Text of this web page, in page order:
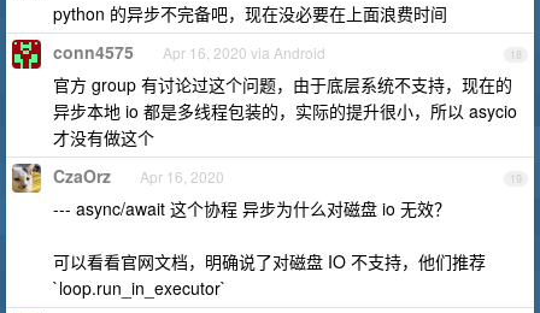
python 的异步不完备吧，现在没必要在上面浪费时间
18
conn4575 Apr 16, 2020 via Android
官方 group 有讨论过这个问题，由于底层系统不支持，现在的
异步本地 io 都是多线程包装的，实际的提升很小，所以 asycio
才没有做这个
19
CzaOrz Apr 16, 2020
--- async/await 这个协程 异步为什么对磁盘 io 无效？
可以看看官网文档，明确说了对磁盘 IO 不支持，他们推荐
`loop.run_in_executor`